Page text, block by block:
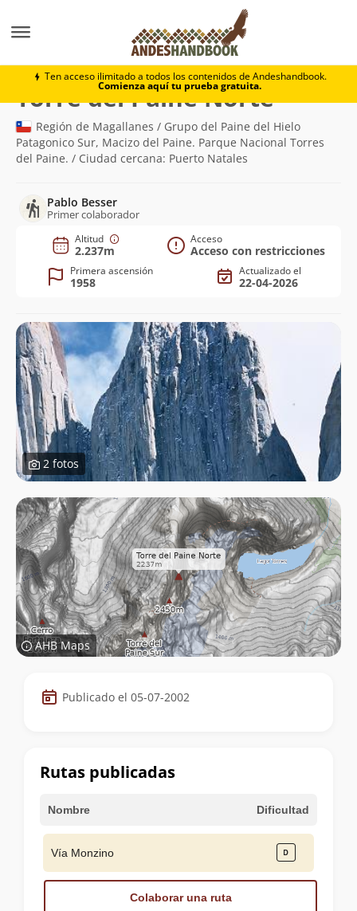
Ten acceso ilimitado a todos los contenidos de Andeshandbook.
Comienza aquí tu prueba gratuita.
Torre del Paine Norte
Torre del Paine Norte
Región de Magallanes / Grupo del Paine del Hielo
Patagonico Sur, Macizo del Paine. Parque Nacional Torres
del Paine. / Ciudad cercana: Puerto Natales
Pablo Besser
Primer colaborador
Altitud
2.237m
Acceso
Acceso con restricciones
Primera ascensión
1958
Actualizado el
22-04-2026
2 fotos
AHB Maps
Datos
de
cumbre
Publicado el 05-07-2002
Rutas publicadas
Nombre Dificultad
Vía Monzino
Colaborar una ruta